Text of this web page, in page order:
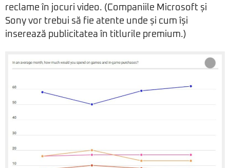
reclame în jocuri video. (Companiile Microsoft și
Sony vor trebui să fie atente unde și cum își
inserează publicitatea în titlurile premium.)